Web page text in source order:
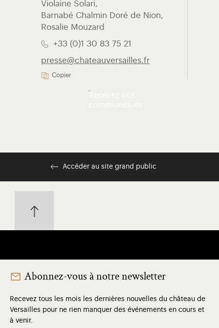
Violaine Solari, ​
Barnabé Chalmin Doré de Nion,
Rosalie Mouzard
+33 (0)1 30 83 75 21
presse@chateauversailles.fr
Copier
Accéder au site grand public
Abonnez-vous à notre newsletter
Recevez tous les mois les dernières nouvelles du château de
Versailles pour ne rien manquer des événements en cours et
à venir.